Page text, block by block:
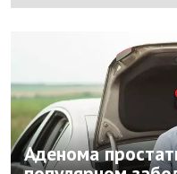
Аденома